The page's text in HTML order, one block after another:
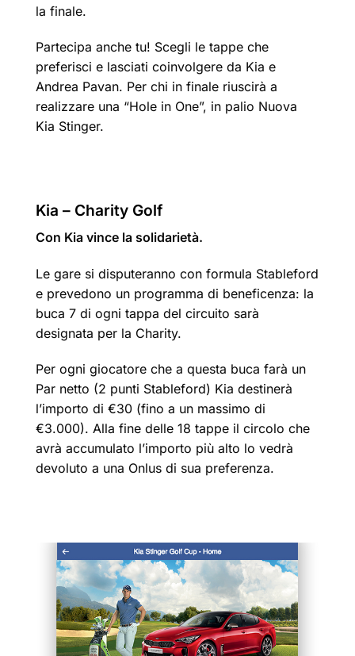
la finale.
Partecipa anche tu! Scegli le tappe che
preferisci e lasciati coinvolgere da Kia e
Andrea Pavan. Per chi in finale riuscirà a
realizzare una “Hole in One”, in palio Nuova
Kia Stinger.
Kia – Charity Golf
Con Kia vince la solidarietà.
Le gare si disputeranno con formula Stableford
e prevedono un programma di beneficenza: la
buca 7 di ogni tappa del circuito sarà
designata per la Charity.
Per ogni giocatore che a questa buca farà un
Par netto (2 punti Stableford) Kia destinerà
l’importo di €30 (fino a un massimo di
€3.000). Alla fine delle 18 tappe il circolo che
avrà accumulato l’importo più alto lo vedrà
devoluto a una Onlus di sua preferenza.